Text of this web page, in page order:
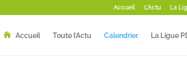
Accueil L’Actu La
Accueil Toute l’Actu Calendrier La Ligue